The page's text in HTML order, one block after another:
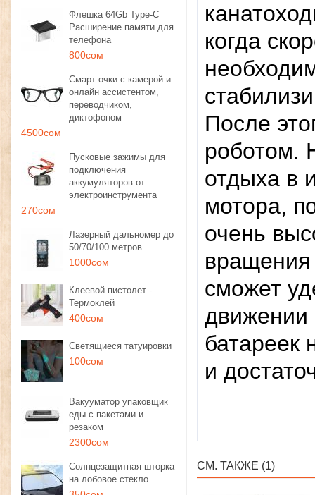
Флешка 64Gb Type-C
Расширение памяти для
телефона
800сом
Смарт очки с камерой и
онлайн ассистентом,
переводчиком,
диктофоном
4500сом
Пусковые зажимы для
подключения
аккумуляторов от
электроинструмента
270сом
Лазерный дальномер до
50/70/100 метров
1000сом
Клеевой пистолет -
Термоклей
400сом
Светящиеся татуировки
100сом
Вакууматор упаковщик
еды с пакетами и
резаком
2300сом
Солнцезащитная шторка
на лобовое стекло
когда
После
роботом.
отдыха в
мотора,
очень
вращения
сможет
движении
батареек
и
СМ. ТАКЖЕ (1)